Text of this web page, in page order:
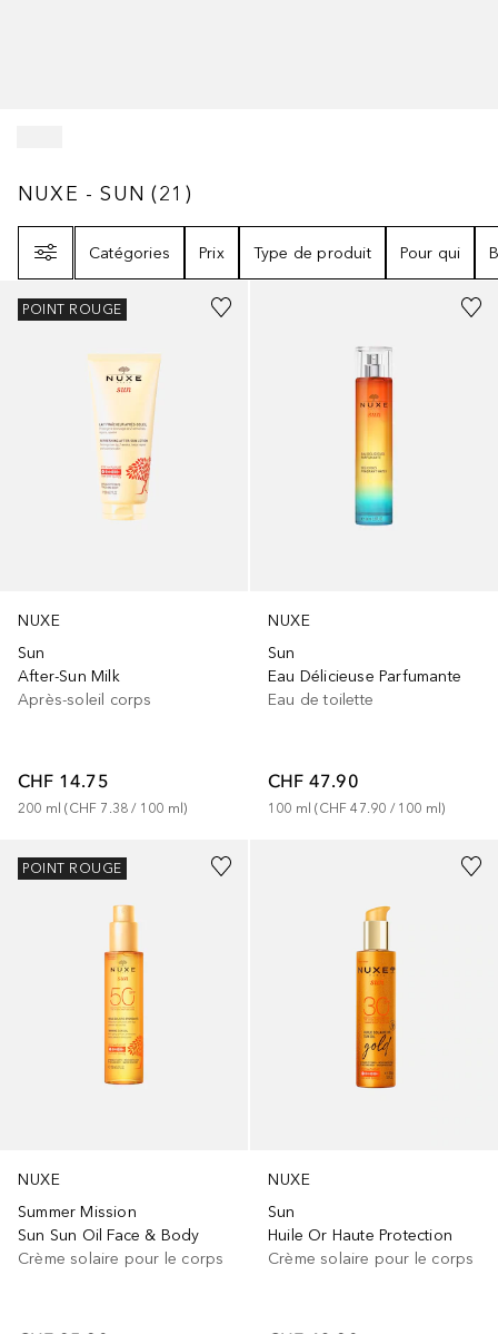
NUXE - SUN21
NUXE - SUN (21 )
Catégories
Prix Type de produit Pour qui
NUXE
Sun
After-Sun Milk
Après-soleil corps
CHF 14.75
200 ml (CHF 7.38 / 100 ml)
POINT ROUGE
NUXE
Sun
Eau Délicieuse Parfumante
Eau de toilette
CHF 47.90
100 ml (CHF 47.90 / 100 ml)
NUXE
Summer Mission
Sun Sun Oil Face & Body
Crème solaire pour le corps
POINT ROUGE
NUXE
Sun
Huile Or Haute Protection
Crème solaire pour le corps